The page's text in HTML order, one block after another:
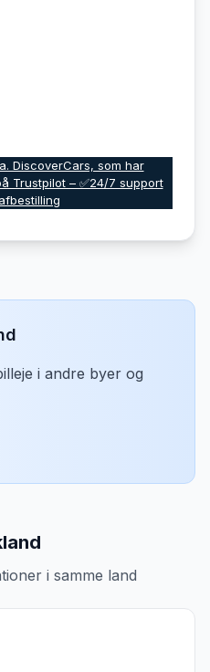
DiscoverCars, som har
Trustpilot – ✅24/7 support
i andre byer og
i samme land